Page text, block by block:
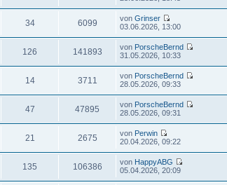
34 6099 vonGrinser
03.06.2026, 13:00
126 141893 von PorscheBernd
31.05.2026, 10:33
14 3711 von PorscheBernd
28.05.2026, 09:33
47 47895 von PorscheBernd
28.05.2026, 09:31
21 2675 von Perwin
20.04.2026, 09:22
135 106386 von HappyABG
05.04.2026, 20:09